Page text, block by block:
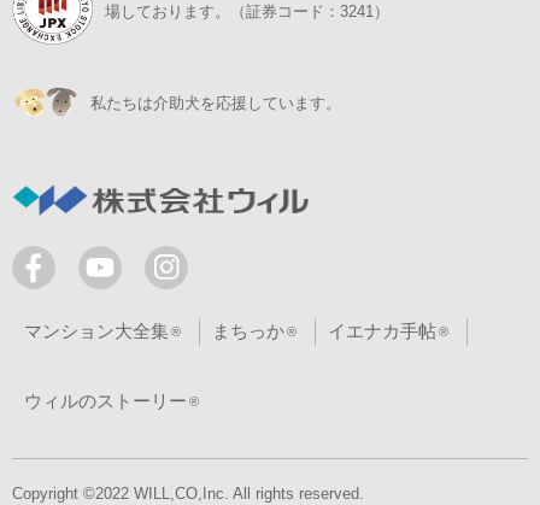
場しております。（証券コード：3241）
私たちは介助犬を応援しています。
マンション大全集 まちっか イエナカ手帖
ウィルのストーリー
Copyright ©2022 WILL,CO,Inc. All rights reserved.